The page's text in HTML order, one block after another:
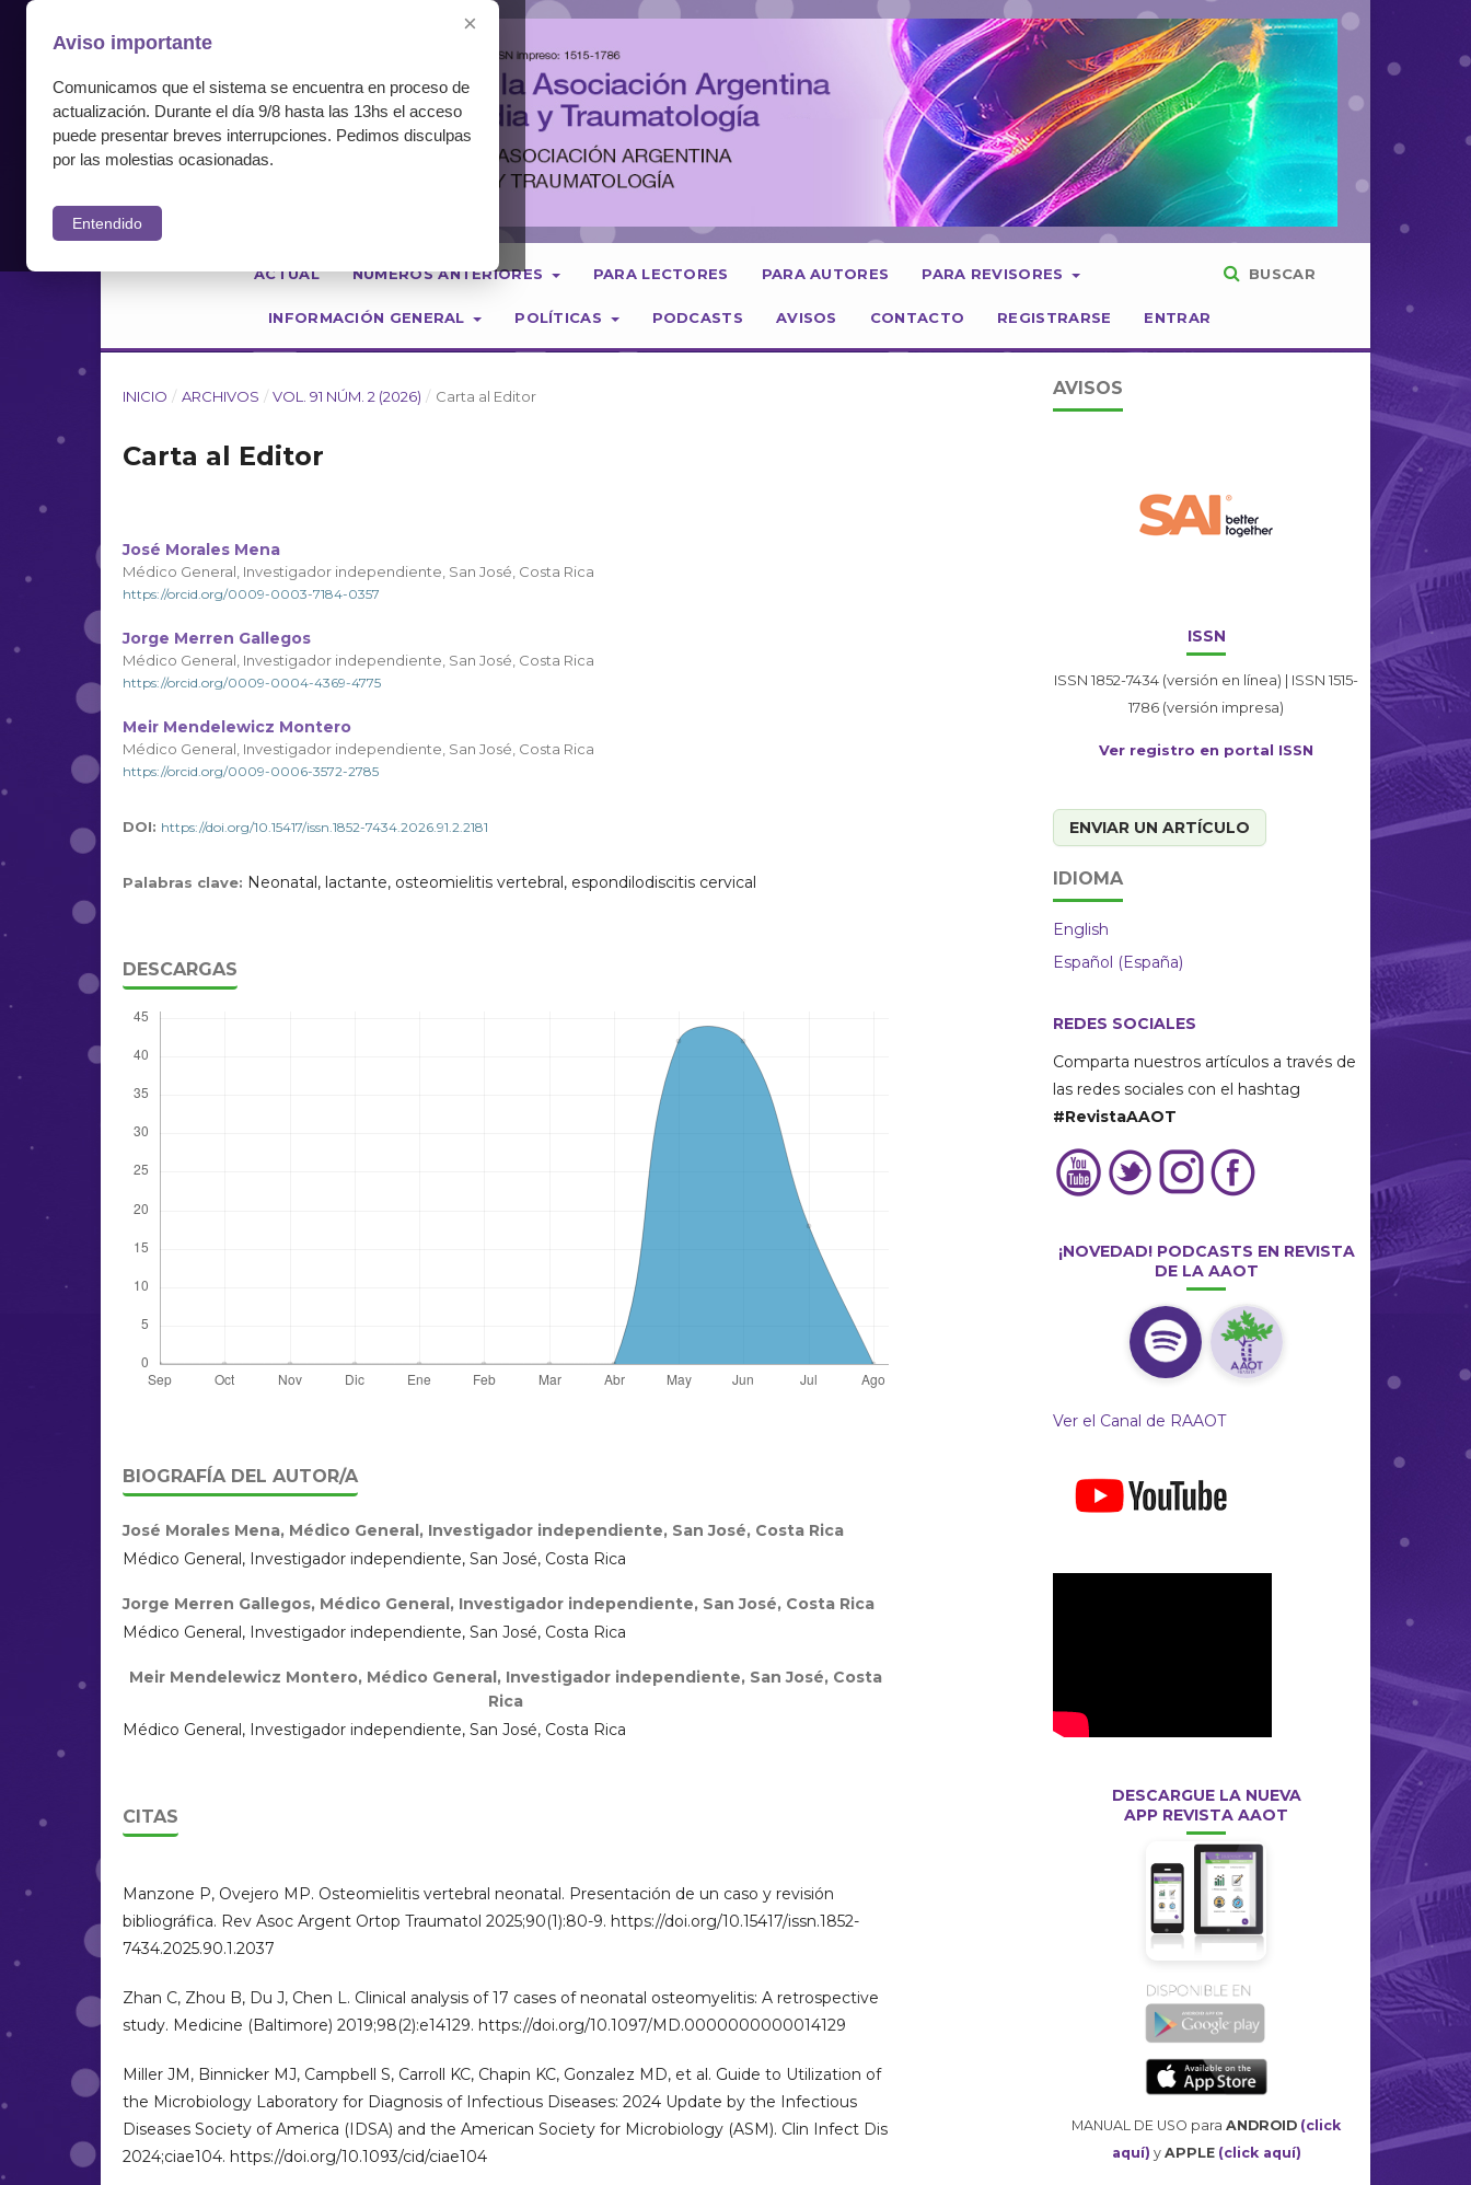
×
Aviso importante
Comunicamos que el sistema se encuentra en proceso de
actualización. Durante el día 9/8 hasta las 13hs el acceso
puede presentar breves interrupciones. Pedimos disculpas
por las molestias ocasionadas.
Entendido
ACTUAL NÚMEROS ANTERIORES PARA LECTORES PARA AUTORES PARA REVISORES
INFORMACIÓN GENERAL POLÍTICAS PODCASTS AVISOS CONTACTO REGISTRARSE ENTRAR
BUSCAR
INICIO / ARCHIVOS / VOL. 91 NÚM. 2 (2026) / Carta al Editor
Carta al Editor
José Morales Mena
Médico General, Investigador independiente, San José, Costa Rica
https://orcid.org/0009-0003-7184-0357
Jorge Merren Gallegos
Médico General, Investigador independiente, San José, Costa Rica
https://orcid.org/0009-0004-4369-4775
Meir Mendelewicz Montero
Médico General, Investigador independiente, San José, Costa Rica
https://orcid.org/0009-0006-3572-2785
DOI: https://doi.org/10.15417/issn.1852-7434.2026.91.2.2181
Palabras clave: Neonatal, lactante, osteomielitis vertebral, espondilodiscitis cervical
DESCARGAS
BIOGRAFÍA DEL AUTOR/A
José Morales Mena, Médico General, Investigador independiente, San José, Costa Rica
Médico General, Investigador independiente, San José, Costa Rica
Jorge Merren Gallegos, Médico General, Investigador independiente, San José, Costa Rica
Médico General, Investigador independiente, San José, Costa Rica
Meir Mendelewicz Montero, Médico General, Investigador independiente, San José, Costa
Rica
Médico General, Investigador independiente, San José, Costa Rica
CITAS
Manzone P, Ovejero MP. Osteomielitis vertebral neonatal. Presentación de un caso y revisión
bibliográfica. Rev Asoc Argent Ortop Traumatol 2025;90(1):80-9. https://doi.org/10.15417/issn.1852-
7434.2025.90.1.2037
Zhan C, Zhou B, Du J, Chen L. Clinical analysis of 17 cases of neonatal osteomyelitis: A retrospective
study. Medicine (Baltimore) 2019;98(2):e14129. https://doi.org/10.1097/MD.0000000000014129
Miller JM, Binnicker MJ, Campbell S, Carroll KC, Chapin KC, Gonzalez MD, et al. Guide to Utilization of
the Microbiology Laboratory for Diagnosis of Infectious Diseases: 2024 Update by the Infectious
Diseases Society of America (IDSA) and the American Society for Microbiology (ASM). Clin Infect Dis
2024;ciae104. https://doi.org/10.1093/cid/ciae104
AVISOS
ISSN
ISSN 1852-7434 (versión en línea) | ISSN 1515-
1786 (versión impresa)
Ver registro en portal ISSN
ENVIAR UN ARTÍCULO
IDIOMA
English
Español (España)
REDES SOCIALES
Comparta nuestros artículos a través de
las redes sociales con el hashtag
#RevistaAAOT
¡NOVEDAD! PODCASTS EN REVISTA
DE LA AAOT
Ver el Canal de RAAOT
DESCARGUE LA NUEVA
APP REVISTA AAOT
MANUAL DE USO para ANDROID (click
aquí) y APPLE (click aquí)